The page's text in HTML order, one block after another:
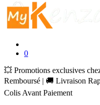
0
💥 Promotions exclusives
Remboursé | 🚚 Livraison
Colis Avant Paiement